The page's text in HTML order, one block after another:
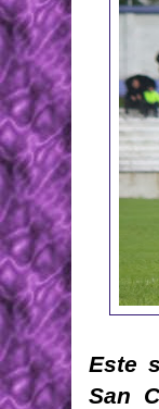
Este
San